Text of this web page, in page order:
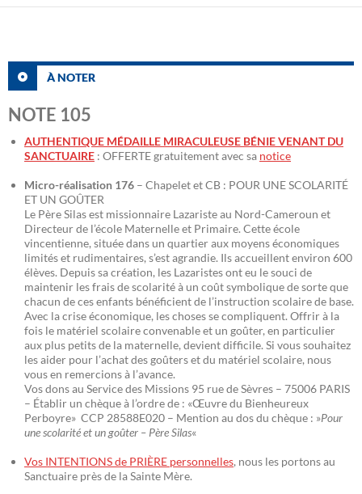
À NOTER
NOTE 105
AUTHENTIQUE MÉDAILLE MIRACULEUSE BÉNIE VENANT DU
SANCTUAIRE : OFFERTE gratuitement avec sa notice
Micro-réalisation 176 – Chapelet et CB : POUR UNE SCOLARITÉ
ET UN GOÛTER
Le Père Silas est missionnaire Lazariste au Nord-Cameroun et
Directeur de l’école Maternelle et Primaire. Cette école
vincentienne, située dans un quartier aux moyens économiques
limités et rudimentaires, s’est agrandie. Ils accueillent environ 600
élèves. Depuis sa création, les Lazaristes ont eu le souci de
maintenir les frais de scolarité à un coût symbolique de sorte que
chacun de ces enfants bénéficient de l’instruction scolaire de base.
Avec la crise économique, les choses se compliquent. Offrir à la
fois le matériel scolaire convenable et un goûter, en particulier
aux plus petits de la maternelle, devient difficile. Si vous souhaitez
les aider pour l’achat des goûters et du matériel scolaire, nous
vous en remercions à l’avance.
Vos dons au Service des Missions 95 rue de Sèvres – 75006 PARIS
– Établir un chèque à l’ordre de : «Œuvre du Bienheureux
Perboyre» CCP 28588E020 – Mention au dos du chèque : »Pour
une scolarité et un goûter – Père Silas«
Vos INTENTIONS de PRIÈRE personnelles, nous les portons au
Sanctuaire près de la Sainte Mère.